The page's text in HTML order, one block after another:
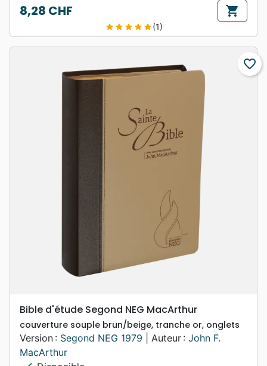
Prix
8,28 CHF shopping_cart
star star star star star(1)
favorite_border
Bible d'étude Segond NEG MacArthur
couverture souple brun/beige, tranche or, onglets
Version : Segond NEG 1979 | Auteur : John F.
MacArthur